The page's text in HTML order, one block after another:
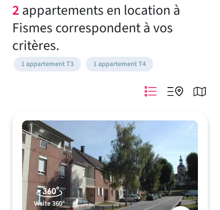
2appartements en location à
Fismes correspondent à vos
critères.
1 appartement T3 1 appartement T4
Visite 360°